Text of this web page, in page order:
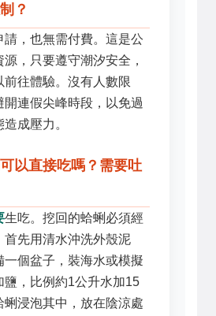
？
請，也無需付費。這是公
，只要遵守潮汐安全，
前往體驗。沒有人數限
開連假尖峰時段，以免過
成壓力。
以直接吃嗎？需要吐
生吃。挖回的蛤蜊必須經
首先用清水沖洗外殼泥
一個盆子，裝海水或模擬
鹽，比例約1公升水加15
蜊浸泡其中，放在陰涼處